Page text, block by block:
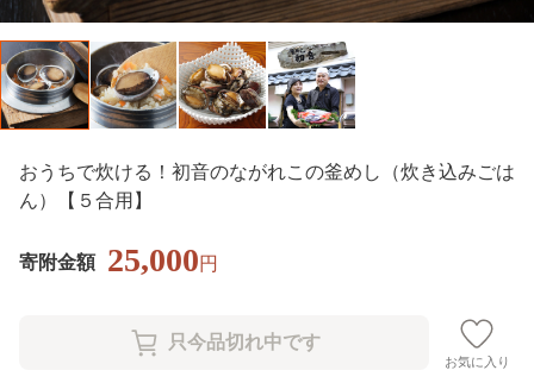
おうちで炊ける！初音のながれこの釜めし（炊き込みごは
ん）【５合用】
寄附金額 25,000円
お気に入り